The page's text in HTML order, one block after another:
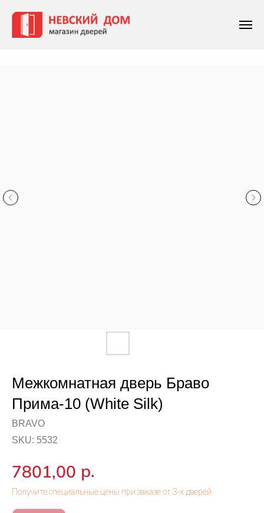
Межкомнатная дверь Браво
Прима-10 (White Silk)
BRAVO
SKU: 5532
7801,00 р.